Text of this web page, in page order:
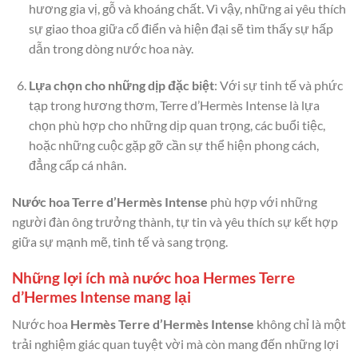
hương gia vị, gỗ và khoáng chất. Vì vậy, những ai yêu thích
sự giao thoa giữa cổ điển và hiện đại sẽ tìm thấy sự hấp
dẫn trong dòng nước hoa này.
Lựa chọn cho những dịp đặc biệt: Với sự tinh tế và phức
tạp trong hương thơm, Terre d’Hermès Intense là lựa
chọn phù hợp cho những dịp quan trọng, các buổi tiệc,
hoặc những cuộc gặp gỡ cần sự thể hiện phong cách,
đẳng cấp cá nhân.
Nước hoa Terre d’Hermès Intense phù hợp với những
người đàn ông trưởng thành, tự tin và yêu thích sự kết hợp
giữa sự mạnh mẽ, tinh tế và sang trọng.
Những lợi ích mà nước hoa Hermes Terre
d’Hermes Intense mang lại
Nước hoa Hermès Terre d’Hermès Intense không chỉ là một
trải nghiệm giác quan tuyệt vời mà còn mang đến những lợi